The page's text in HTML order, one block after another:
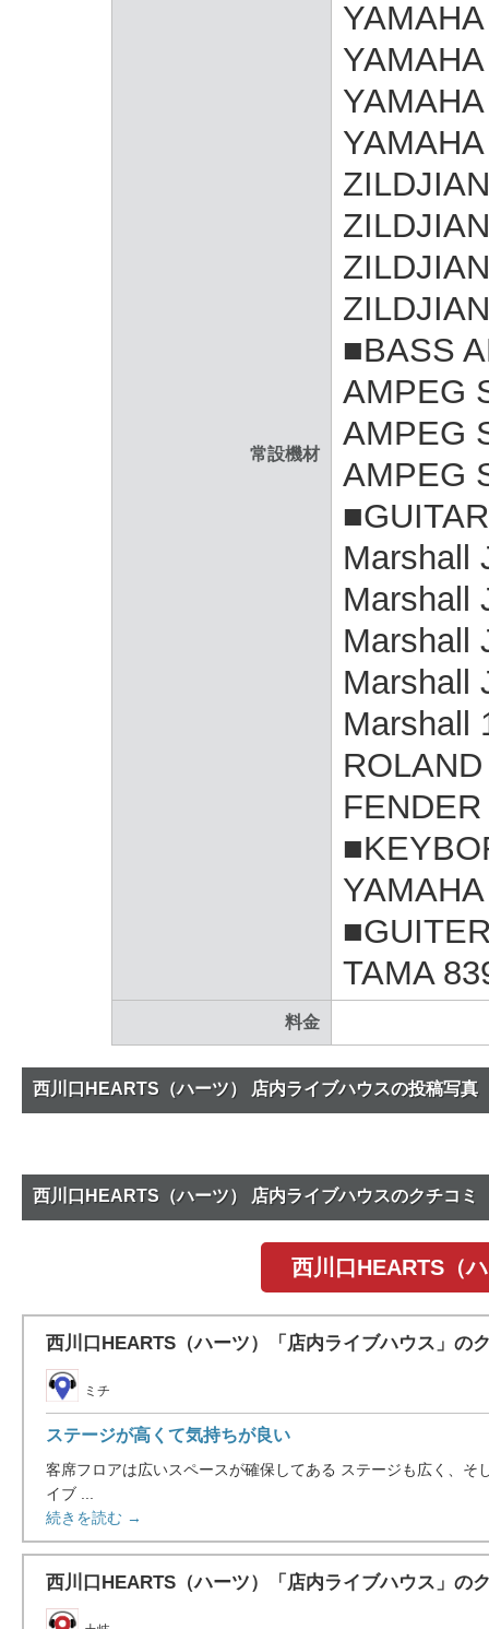
常設機材
■BASS
AMPEG
AMPEG
AMPEG
Marshall
Marshall
Marshall
Marshall
Marshall
TAMA
料金
西川口HEARTS（ハーツ） 店内ライブハウスの投稿写真
西川口HEARTS（ハーツ） 店内ライブハウスのクチコミ
西川口HEARTS（
西川口HEARTS（ハーツ）「店内ライブハウス」の
ミチ
ステージが高くて気持ちが良い
客席フロアは広いスペースが確保してある ステージも広く、
イブ ...
続きを読む →
西川口HEARTS（ハーツ）「店内ライブハウス」の